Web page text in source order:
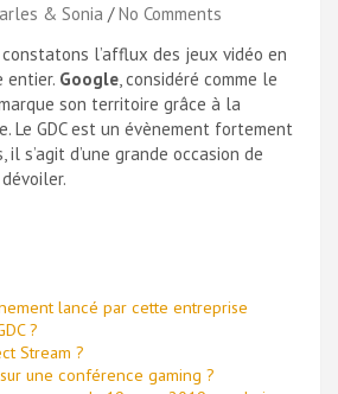
& Sonia
No Comments
l’afflux des jeux vidéo en
entier. Google , considéré comme le
son territoire grâce à la
Le GDC est un évènement fortement
s’agit d’une grande occasion de
lancé par cette entreprise
?
Stream ?
une conférence gaming ?